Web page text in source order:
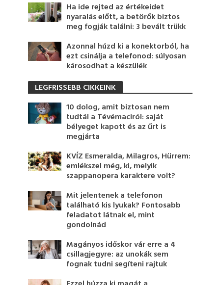
Ha ide rejted az értékeidet
nyaralás előtt, a betörők biztos
meg fogják találni: 3 bevált trükk
Azonnal húzd ki a konektorból, ha
ezt csinálja a telefonod: súlyosan
károsodhat a készülék
LEGFRISSEBB CIKKEINK
10 dolog, amit biztosan nem
tudtál a Tévémaciról: saját
bélyeget kapott és az űrt is
megjárta
KVÍZ Esmeralda, Milagros, Hürrem:
emlékszel még, ki, melyik
szappanopera karaktere volt?
Mit jelentenek a telefonon
található kis lyukak? Fontosabb
feladatot látnak el, mint
gondolnád
Magányos időskor vár erre a 4
csillagjegyre: az unokák sem
fognak tudni segíteni rajtuk